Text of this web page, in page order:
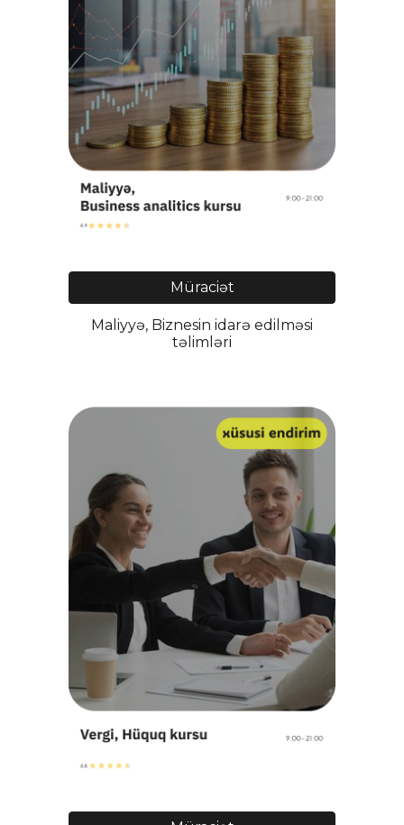
Müraciət
Maliyyə, Biznesin idarə edilməsi
təlimləri